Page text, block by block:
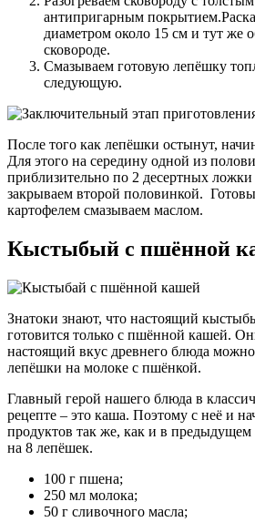
антипригарным
диаметром около 15 см и тут же
сковороде.
Смазываем готовую лепёшку
следующую.
После того как лепёшки остынут,
Для этого на середину одной из
приблизительно по 2 десертных
закрываем второй половинкой.
картофелем смазываем маслом.
Кыстыбый с пшённой
Знатоки знают, что настоящий
готовится только с пшённой кашей.
настоящий вкус древнего блюда
лепёшки на молоке с пшёнкой.
Главный герой нашего блюда в
рецепте – это каша. Поэтому с неё и
продуктов так же, как и в предыдущем
на 8 лепёшек.
100 г пшена;
250 мл молока;
50 г сливочного масла;